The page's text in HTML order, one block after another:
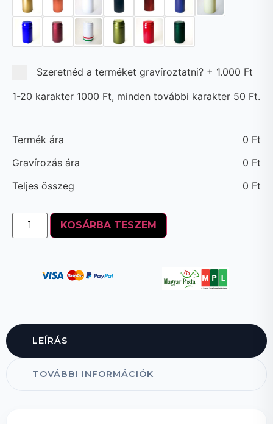
Szeretnéd a terméket gravíroztatni? + 1.000 Ft
1-20 karakter 1000 Ft, minden további karakter 50 Ft.
Termék ára 0 Ft
Gravírozás ára
0 Ft
Teljes összeg
0 Ft
KOSÁRBA TESZEM
LEÍRÁS
TOVÁBBI INFORMÁCIÓK